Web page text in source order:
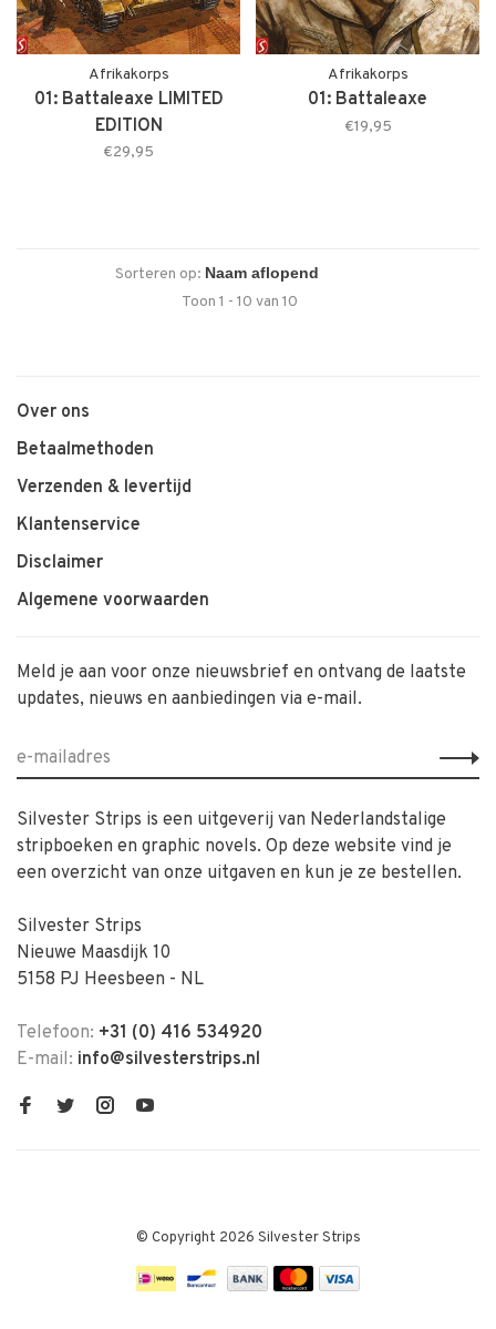
Afrikakorps
01: Battaleaxe LIMITED
EDITION
€29,95
Afrikakorps
01: Battaleaxe
€19,95
Sorteren op:
Toon 1 - 10 van 10
Over ons
Betaalmethoden
Verzenden & levertijd
Klantenservice
Disclaimer
Algemene voorwaarden
Meld je aan voor onze nieuwsbrief en ontvang de laatste
updates, nieuws en aanbiedingen via e-mail.
Silvester Strips is een uitgeverij van Nederlandstalige
stripboeken en graphic novels. Op deze website vind je
een overzicht van onze uitgaven en kun je ze bestellen.
Silvester Strips
Nieuwe Maasdijk 10
5158 PJ Heesbeen - NL
Telefoon: +31 (0) 416 534920
E-mail: info@silvesterstrips.nl
© Copyright 2026 Silvester Strips